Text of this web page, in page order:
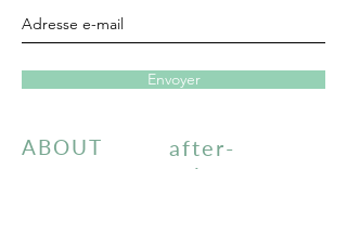
Envoyer
ABOUT
after-
sales